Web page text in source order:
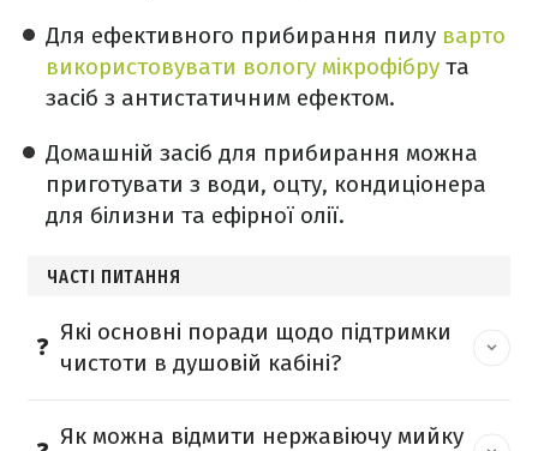
Для ефективного прибирання пилу варто
використовувати вологу мікрофібру та
засіб з антистатичним ефектом.
Домашній засіб для прибирання можна
приготувати з води, оцту, кондиціонера
для білизни та ефірної олії.
ЧАСТІ ПИТАННЯ
Які основні поради щодо підтримки
чистоти в душовій кабіні?
Як можна відмити нержавіючу мийку